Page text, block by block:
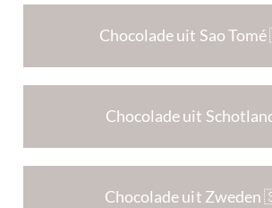
Chocolade uit Sao
Chocolade uit
Chocolade uit